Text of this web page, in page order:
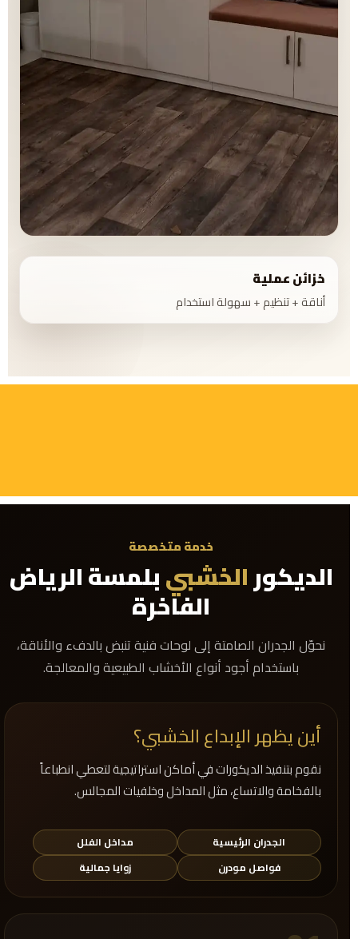
خزائن عملية
أناقة + تنظيم + سهولة استخدام
خدمة متخصصة
الديكورالخشبيبلمسة الرياض
الفاخرة
نحوّل الجدران الصامتة إلى لوحات فنية تنبض بالدفء والأناقة،
باستخدام أجود أنواع الأخشاب الطبيعية والمعالجة.
أين يظهر الإبداع الخشبي؟
نقوم بتنفيذ الديكورات في أماكن استراتيجية لتعطي انطباعاً
بالفخامة والاتساع، مثل المداخل وخلفيات المجالس.
الجدران الرئيسية
مداخل الفلل
فواصل مودرن
زوايا جمالية